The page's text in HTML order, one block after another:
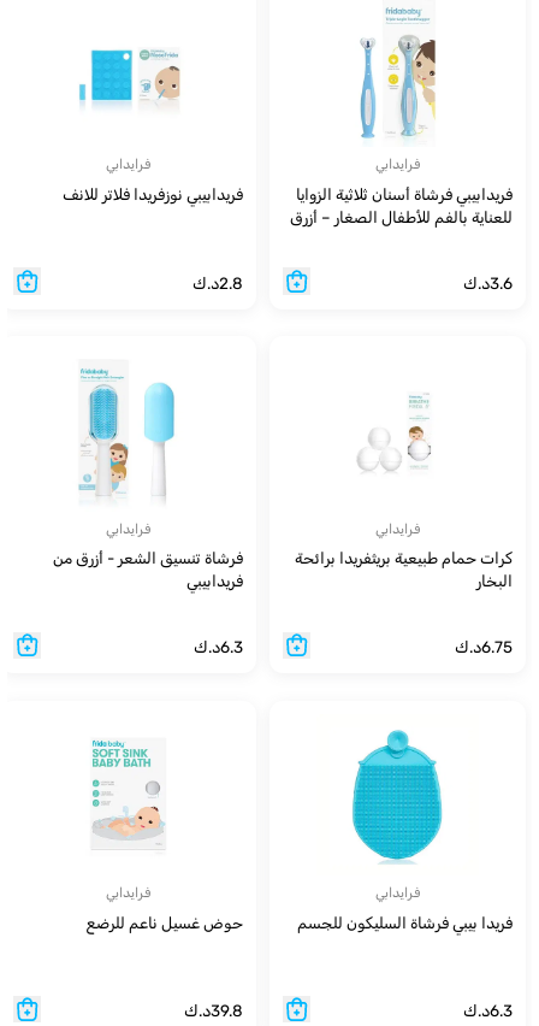
فرايدابي
فريدابيبي فرشاة أسنان ثلاثية الزوايا
للعناية بالفم للأطفال الصغار – أزرق
3.6د.ك
فرايدابي
فريدابيبي نوزفريدا فلاتر للانف
2.8د.ك
فرايدابي
كرات حمام طبيعية بريثفريدا برائحة
البخار
6.75د.ك
فرايدابي
فرشاة تنسيق الشعر - أزرق من
فريدابيبي
6.3د.ك
فرايدابي
فريدا بيبي فرشاة السليكون للجسم
6.3د.ك
فرايدابي
حوض غسيل ناعم للرضع
39.8د.ك